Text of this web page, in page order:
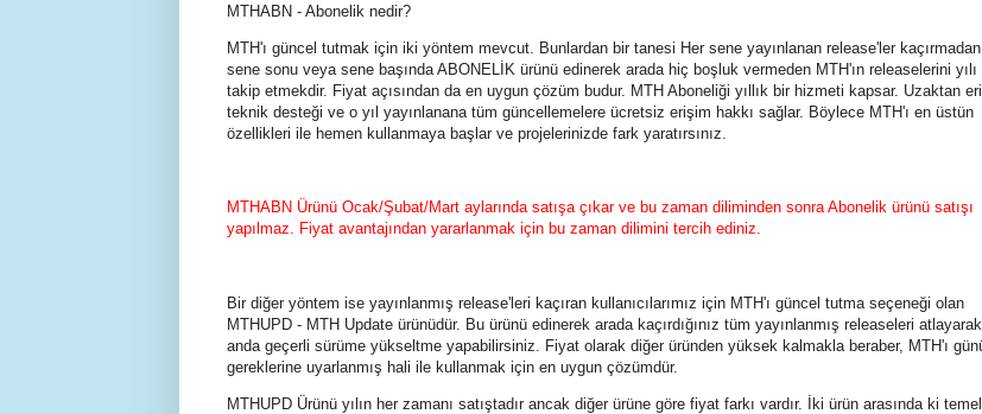
MTHABN - Abonelik nedir?
MTH'ı güncel tutmak için iki yöntem mevcut. Bunlardan bir tanesi Her sene yayınlanan release'ler
sene sonu veya sene başında ABONELİK ürünü edinerek arada hiç boşluk vermeden MTH'ın releaselerini yılı
takip etmekdir. Fiyat açısından da en uygun çözüm budur. MTH Aboneliği yıllık bir hizmeti kapsar. Uzaktan
teknik desteği ve o yıl yayınlanana tüm güncellemelere ücretsiz erişim hakkı sağlar. Böylece MTH'ı en üstün
özellikleri ile hemen kullanmaya başlar ve projelerinizde fark yaratırsınız.
MTHABN Ürünü Ocak/Şubat/Mart aylarında satışa çıkar ve bu zaman diliminden sonra Abonelik ürünü satışı
yapılmaz. Fiyat avantajından yararlanmak için bu zaman dilimini tercih ediniz.
Bir diğer yöntem ise yayınlanmış release'leri kaçıran kullanıcılarımız için MTH'ı güncel tutma seçeneği olan
MTHUPD - MTH Update ürünüdür. Bu ürünü edinerek arada kaçırdığınız tüm yayınlanmış releaseleri
anda geçerli sürüme yükseltme yapabilirsiniz. Fiyat olarak diğer üründen yüksek kalmakla beraber, MTH'ı
gereklerine uyarlanmış hali ile kullanmak için en uygun çözümdür.
MTHUPD Ürünü yılın her zamanı satıştadır ancak diğer ürüne göre fiyat farkı vardır. İki ürün arasında ki